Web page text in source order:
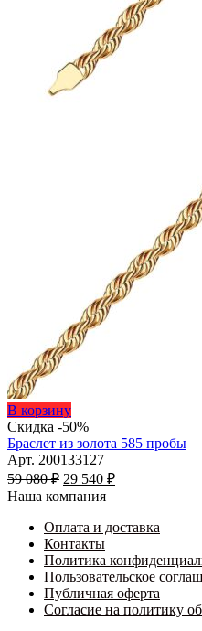
странице
товара.
34
595 ₽
В корзинуЭтот
товар
имеет
несколько
вариаций.
Опции
выбрать
на
странице
товара.
Скидка -50%
Браслет из золота 585 пробы
Арт. 200133127
59 080₽ Первоначальная
цена
59
080 ₽.
29 540 ₽Текущая
540 ₽.
Наша компания
Оплата и доставка
Контакты
Политика
Пользовательское
Публичная оферта
Согласие на политику